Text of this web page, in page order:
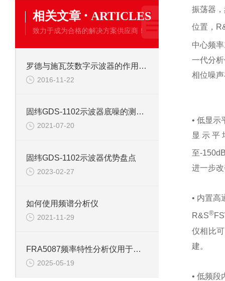
相关文章 · ARTICLES
致力于成为合格的解决方案供应商！
罗德与施瓦茨数字示波器的作用及构造工艺
2016-11-22
固纬GDS-1102示波器底噪的测量方法
2021-07-20
固纬GDS-1102示波器优势盘点
2023-02-27
如何使用频谱分析仪
2021-11-29
FRA5087频率特性分析仪用于测定被测对象的频率响应特性
2025-05-19
振荡器
位置，
中心频
一代分
相位噪
• 低显示
显示平
至-
进一步
• 内置高
R&S®
仪相比
建。
• 低频段